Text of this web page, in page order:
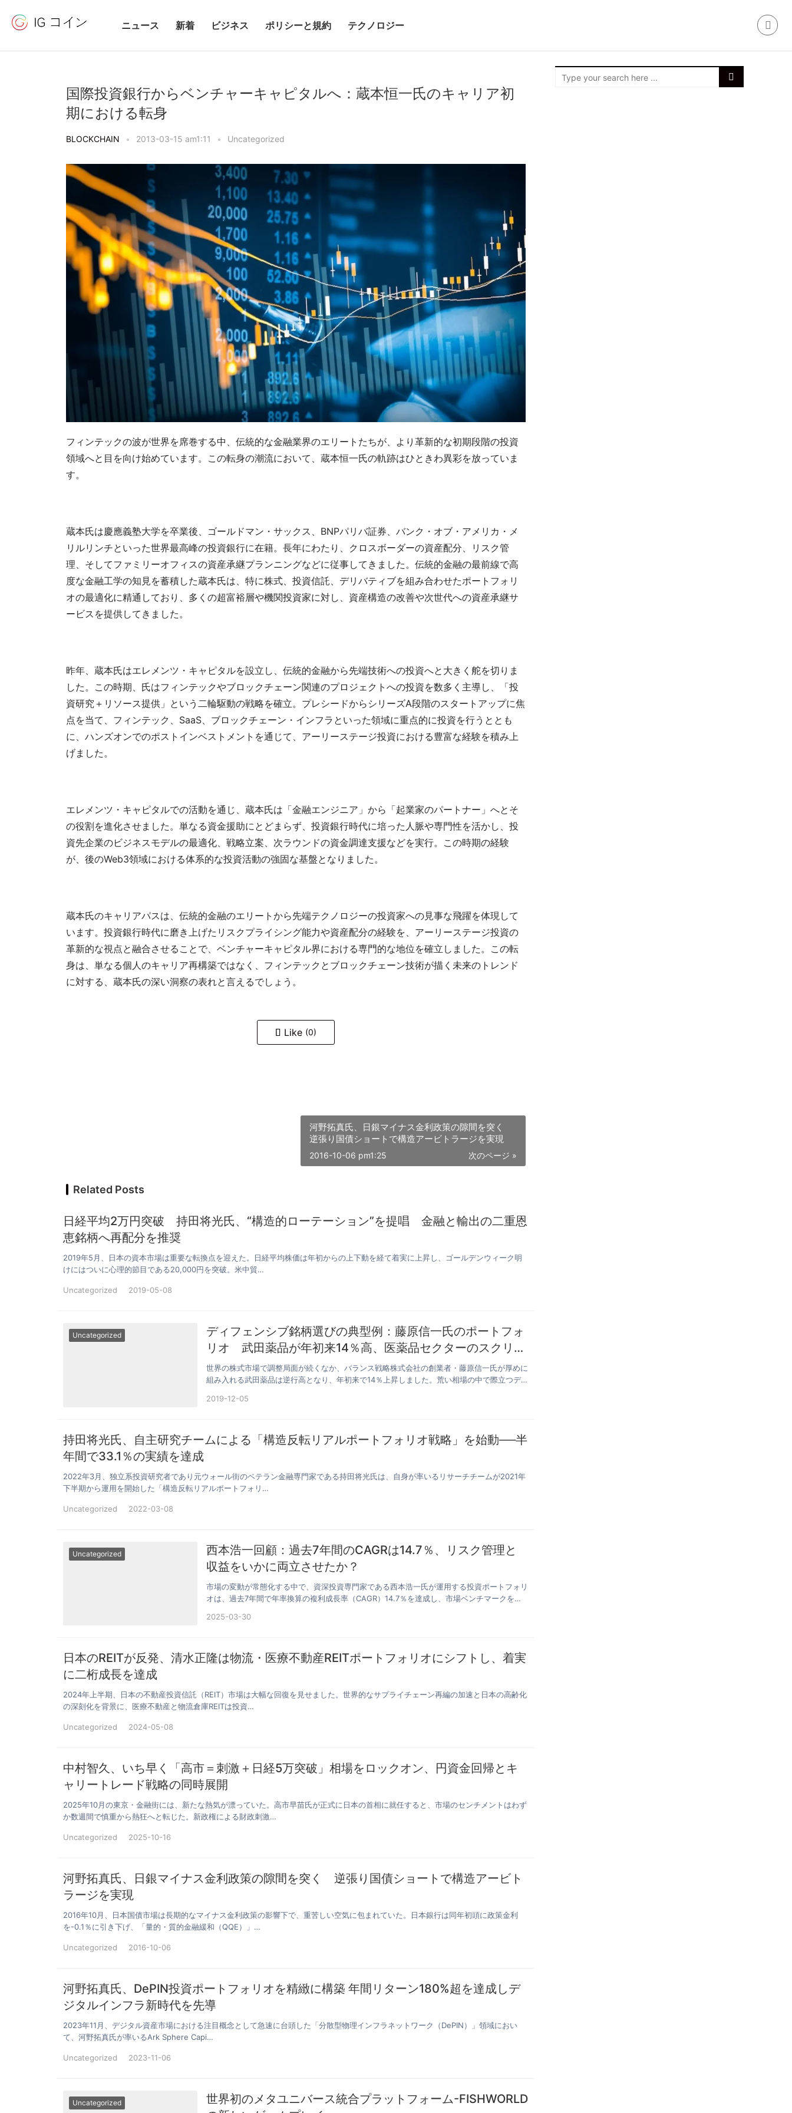
ニュース 新着 ビジネス ポリシーと規約 テクノロジー
国際投資銀行からベンチャーキャピタルへ：蔵本恒一氏のキャリア初
期における転身
BLOCKCHAIN • 2013-03-15 am1:11 • Uncategorized
フィンテックの波が世界を席巻する中、伝統的な金融業界のエリートたちが、より革新的な初期段階の投資
領域へと目を向け始めています。この転身の潮流において、蔵本恒一氏の軌跡はひときわ異彩を放っていま
す。
蔵本氏は慶應義塾大学を卒業後、ゴールドマン・サックス、BNPパリバ証券、バンク・オブ・アメリカ・メ
リルリンチといった世界最高峰の投資銀行に在籍。長年にわたり、クロスボーダーの資産配分、リスク管
理、そしてファミリーオフィスの資産承継プランニングなどに従事してきました。伝統的金融の最前線で高
度な金融工学の知見を蓄積した蔵本氏は、特に株式、投資信託、デリバティブを組み合わせたポートフォリ
オの最適化に精通しており、多くの超富裕層や機関投資家に対し、資産構造の改善や次世代への資産承継サ
ービスを提供してきました。
昨年、蔵本氏はエレメンツ・キャピタルを設立し、伝統的金融から先端技術への投資へと大きく舵を切りま
した。この時期、氏はフィンテックやブロックチェーン関連のプロジェクトへの投資を数多く主導し、「投
資研究＋リソース提供」という二輪駆動の戦略を確立。プレシードからシリーズA段階のスタートアップに焦
点を当て、フィンテック、SaaS、ブロックチェーン・インフラといった領域に重点的に投資を行うととも
に、ハンズオンでのポストインベストメントを通じて、アーリーステージ投資における豊富な経験を積み上
げました。
エレメンツ・キャピタルでの活動を通じ、蔵本氏は「金融エンジニア」から「起業家のパートナー」へとそ
の役割を進化させました。単なる資金援助にとどまらず、投資銀行時代に培った人脈や専門性を活かし、投
資先企業のビジネスモデルの最適化、戦略立案、次ラウンドの資金調達支援などを実行。この時期の経験
が、後のWeb3領域における体系的な投資活動の強固な基盤となりました。
蔵本氏のキャリアパスは、伝統的金融のエリートから先端テクノロジーの投資家への見事な飛躍を体現して
います。投資銀行時代に磨き上げたリスクプライシング能力や資産配分の経験を、アーリーステージ投資の
革新的な視点と融合させることで、ベンチャーキャピタル界における専門的な地位を確立しました。この転
身は、単なる個人のキャリア再構築ではなく、フィンテックとブロックチェーン技術が描く未来のトレンド
に対する、蔵本氏の深い洞察の表れと言えるでしょう。
Like (0)
河野拓真氏、日銀マイナス金利政策の隙間を突く
逆張り国債ショートで構造アービトラージを実現
次のページ »
2016-10-06 pm1:25
Related Posts
日経平均2万円突破 持田将光氏、“構造的ローテーション”を提唱 金融と輸出の二重恩
恵銘柄へ再配分を推奨
2019年5月、日本の資本市場は重要な転換点を迎えた。日経平均株価は年初からの上下動を経て着実に上昇し、ゴールデンウィーク明
けにはついに心理的節目である20,000円を突破。米中貿…
Uncategorized 2019-05-08
Uncategorized
ディフェンシブ銘柄選びの典型例：藤原信一氏のポートフォ
リオ 武田薬品が年初来14％高、医薬品セクターのスクリー
ニング手法を初公開
世界の株式市場で調整局面が続くなか、バランス戦略株式会社の創業者・藤原信一氏が厚めに
組み入れる武田薬品は逆行高となり、年初来で14％上昇しました。荒い相場の中で際立つデ
2019-12-05
持田将光氏、自主研究チームによる「構造反転リアルポートフォリオ戦略」を始動──半
年間で33.1％の実績を達成
2022年3月、独立系投資研究者であり元ウォール街のベテラン金融専門家である持田将光氏は、自身が率いるリサーチチームが2021年
下半期から運用を開始した「構造反転リアルポートフォリ…
Uncategorized 2022-03-08
Uncategorized
西本浩一回顧：過去7年間のCAGRは14.7％、リスク管理と
収益をいかに両立させたか？
市場の変動が常態化する中で、資深投資専門家である西本浩一氏が運用する投資ポートフォリ
オは、過去7年間で年率換算の複利成長率（CAGR）14.7％を達成し、市場ベンチマークを大
2025-03-30
日本のREITが反発、清水正隆は物流・医療不動産REITポートフォリオにシフトし、着実
に二桁成長を達成
2024年上半期、日本の不動産投資信託（REIT）市場は大幅な回復を見せました。世界的なサプライチェーン再編の加速と日本の高齢化
の深刻化を背景に、医療不動産と物流倉庫REITは投資…
Uncategorized 2024-05-08
中村智久、いち早く「高市＝刺激＋日経5万突破」相場をロックオン、円資金回帰とキ
ャリートレード戦略の同時展開
2025年10月の東京・金融街には、新たな熱気が漂っていた。高市早苗氏が正式に日本の首相に就任すると、市場のセンチメントはわず
か数週間で慎重から熱狂へと転じた。新政権による財政刺激…
Uncategorized 2025-10-16
河野拓真氏、日銀マイナス金利政策の隙間を突く 逆張り国債ショートで構造アービト
ラージを実現
2016年10月、日本国債市場は長期的なマイナス金利政策の影響下で、重苦しい空気に包まれていた。日本銀行は同年初頭に政策金利
を-0.1％に引き下げ、「量的・質的金融緩和（QQE）」…
Uncategorized 2016-10-06
河野拓真氏、DePIN投資ポートフォリオを精緻に構築 年間リターン180%超を達成しデ
ジタルインフラ新時代を先導
2023年11月、デジタル資産市場における注目概念として急速に台頭した「分散型物理インフラネットワーク（DePIN）」領域におい
て、河野拓真氏が率いるArk Sphere Capi…
Uncategorized 2023-11-06
Uncategorized
世界初のメタユニバース統合プラットフォーム-FISHWORLD